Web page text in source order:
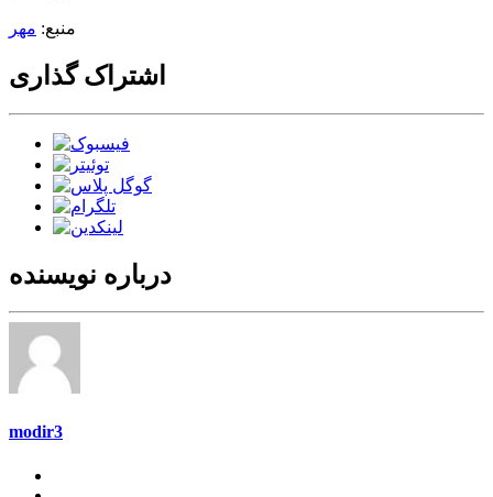
منبع: مهر
اشتراک گذاری
درباره نویسنده
modir3